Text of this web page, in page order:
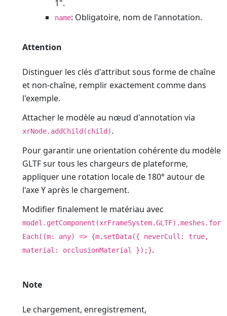
1".
name: Obligatoire, nom de l'annotation.
Attention
Distinguer les clés d'attribut sous forme de chaîne
et non-chaîne, remplir exactement comme dans
l'exemple.
Attacher le modèle au nœud d'annotation via
xrNode.addChild(child).
Pour garantir une orientation cohérente du modèle
GLTF sur tous les chargeurs de plateforme,
appliquer une rotation locale de 180° autour de
l'axe Y après le chargement.
Modifier finalement le matériau avec
model.getComponent(xrFrameSystem.GLTF).meshes.for
Each((m: any) => {m.setData({ neverCull: true,
material: occlusionMaterial });}.
Note
Le chargement, enregistrement,